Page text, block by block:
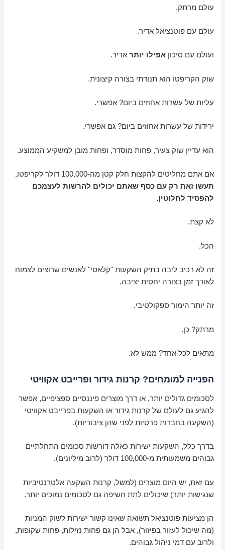
עולם מרתק.
עולם עם פוטנציאל אדיר.
ועולם עם סיכוןאפילו יותר אדיר.
שוק הקריפטו הוא תנודתי בצורה קיצונית.
עליות של עשרות אחוזים ביום? אפשרי.
ירידות של עשרות אחוזים ביום? גם אפשרי.
הוא עדיין שוק צעיר, פחות מוסדר, ופחות מובן למשקיע הממוצע.
אם אתם מחליטים להקצות חלק קטן מה-100,000 דולר לקריפטו,
תעשו זאת רק עם כסף שאתם יכולים להרשות לעצמכם
להפסיד לחלוטין.
לא קצת.
הכל.
זה לא רכיב ליבה בתיק השקעות "קלאסי" לאנשים שרוצים לצמוח
לאורך זמן בצורה יחסית יציבה.
זה יותר הימור ספקולטיבי.
מרתק? כן.
מתאים לכל אחד? ממש לא.
הפנייה למומחים? קרנות גידור ופרייבט אקוויטי
לסכומים גדולים יותר, או דרך מוצרים פיננסיים ספציפיים, אפשר
להגיע גם לעולם של קרנות גידור או השקעות בפרייבט אקוויטי
(השקעה בחברות פרטיות לפני שהן ציבוריות).
בדרך כלל, השקעות ישירות כאלה דורשות סכומים התחלתיים
גבוהים משמעותית מ-100,000 דולר (לרוב מיליונים).
עם זאת, יש היום מוצרים (למשל, קרנות השקעה אלטרנטיביות
שנגישות יותר) שיכולים לתת חשיפה גם לסכומים נמוכים יותר.
הן מציעות פוטנציאל תשואה שאינו קשור ישירות לשוק המניות
(מה שיכול לעזור בפיזור), אבל הן גם פחות נזילות, פחות שקופות,
ולרוב עם דמי ניהול גבוהים.